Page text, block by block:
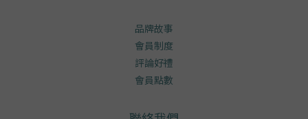
品牌故事
會員制度
評論好禮
會員點數